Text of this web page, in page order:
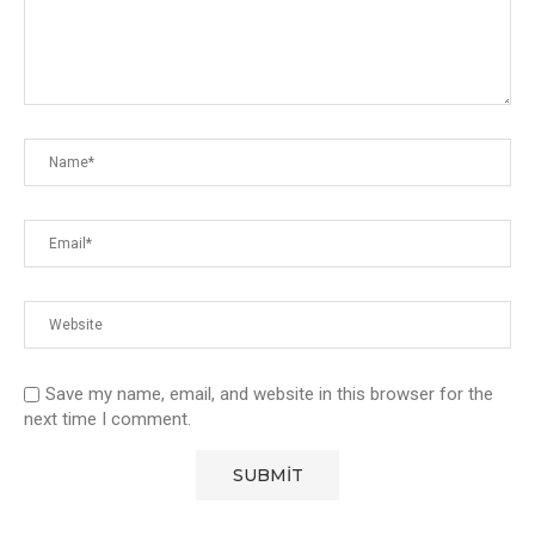
Save my name, email, and website in this browser for the
next time I comment.